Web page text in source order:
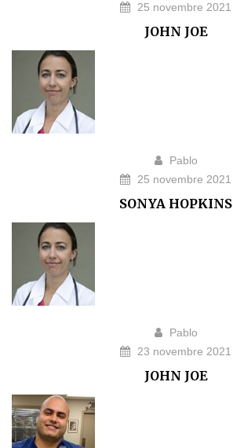
25 novembre 2021
JOHN JOE
Pablo
25 novembre 2021
SONYA HOPKINS
Pablo
23 novembre 2021
JOHN JOE